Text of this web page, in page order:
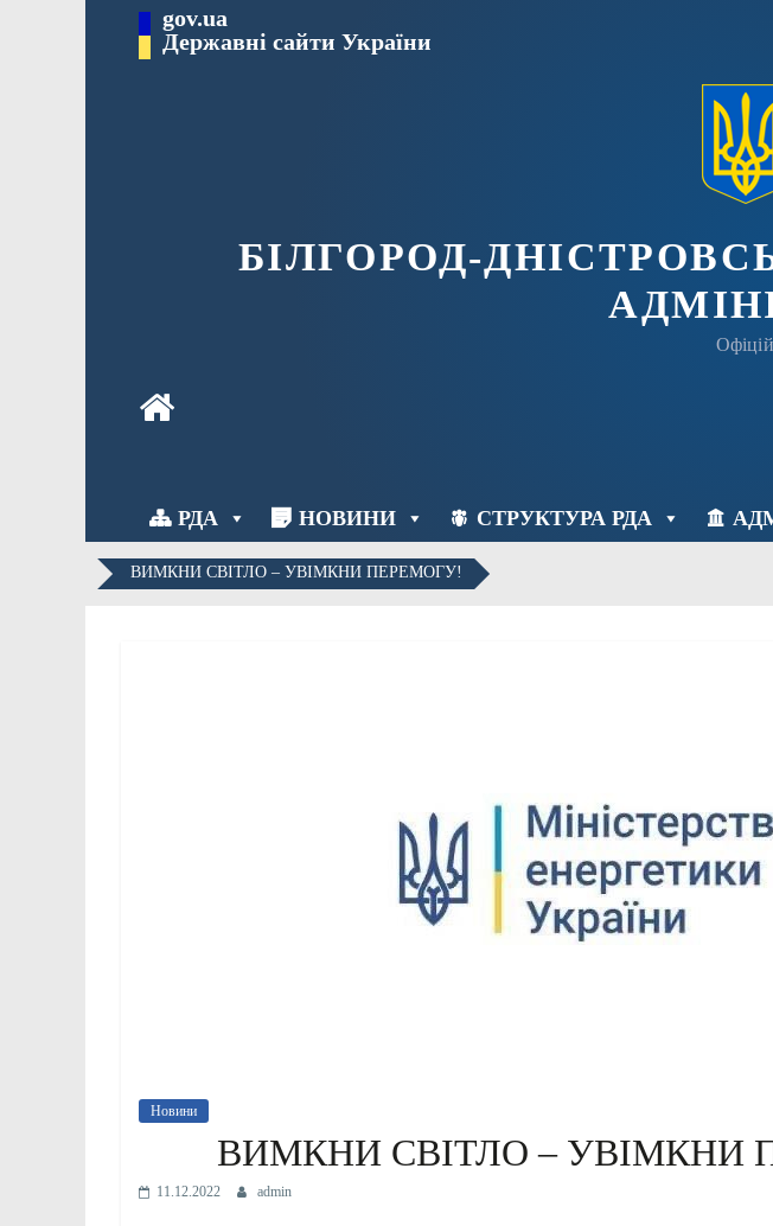
gov.ua
Державні сайти України
БІЛГОРОД-
РДА НОВИНИ СТРУКТУРА РДА
ВИМКНИ СВІТЛО – УВІМКНИ ПЕРЕМОГУ!
Новини
ВИМКНИ СВІТЛО – УВІМКНИ
11.12.2022 admin